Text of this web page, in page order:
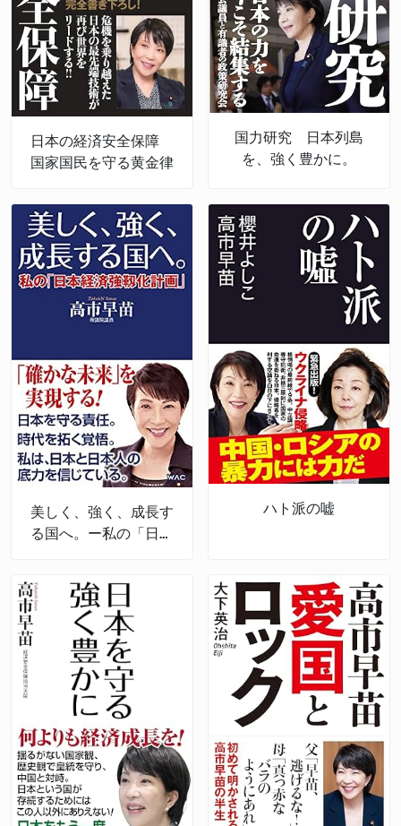
日本の経済安全保障
国家国民を守る黄金律
国力研究 日本列島
を、強く豊かに。
美しく、強く、成長す
る国へ。ー私の「日本
ハト派の嘘